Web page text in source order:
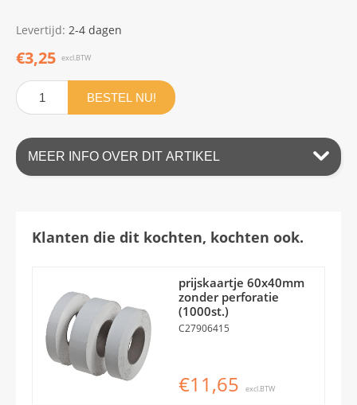
Levertijd: 2-4 dagen
€3,25 excl.BTW
BESTEL NU!
MEER INFO OVER DIT ARTIKEL
Klanten die dit kochten, kochten ook.
prijskaartje 60x40mm
zonder perforatie
(1000st.)
C27906415
€11,65 excl.BTW